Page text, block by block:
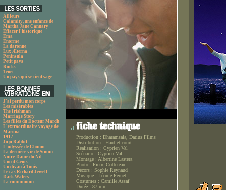
Ailleurs
Calamity, une enfance de
Martha Jane Cannary
Effacer l'historique
Ema
Enorme
La daronne
Lux Æterna
Peninsula
Petit pays
Rocks
Tenet
Un pays qui se tient sage
J'ai perdu mon corps
Les misérables
The Irishman
Marriage Story
Les filles du Docteur March
L'extraordinaire voyage de
Marona
1917
Jojo Rabbit
L'odyssée de Choum
La dernière vie de Simon
Notre-Dame du Nil
Uncut Gems
Un divan à Tunis
Le cas Richard Jewell
Dark Waters
La communion
Production : Dharamsala, Darius Films
Distribution : Haut et court
Réalisation : Cyprien Val
Scénario : Cyprien Val
Montage : Albertine Lastera
Photo : Pierre Cottereau
Décors : Sophie Reynaud
Musique : Léonie Pernet
Costumes : Camille Assaf
Durée : 87 mn